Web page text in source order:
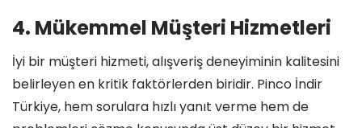
4. Mükemmel Müşteri Hizmetleri
İyi bir müşteri hizmeti, alışveriş deneyiminin kalitesini
belirleyen en kritik faktörlerden biridir. Pinco İndir
Türkiye, hem sorulara hızlı yanıt verme hem de